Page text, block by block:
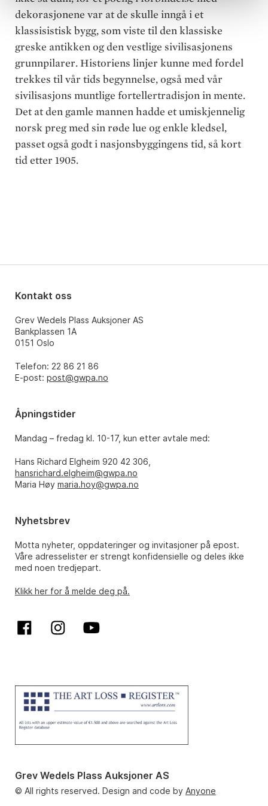
dekorasjonene var at de skulle inngå i et
klassisistisk bygg, som viste til den klassiske
greske antikken og den vestlige sivilisasjonens
grunnpilarer. Historiens linjer kunne med fordel
trekkes til vår tids begynnelse, også med vår
sivilisasjons muntlige fortellertradisjon in mente.
Det at den gamle mannen hadde et umiskjennelig
norsk preg med sin røde lue og enkle kledsel,
passet også godt i nasjonsbyggingens tid, så kort
tid etter 1905.
Kontakt oss
Grev Wedels Plass Auksjoner AS
Bankplassen 1A
0151 Oslo
Telefon: 22 86 21 86
E-post: post@gwpa.no
Åpningstider
Mandag – fredag kl. 10-17, kun etter avtale med:
Hans Richard Elgheim 920 42 306,
hansrichard.elgheim@gwpa.no
Maria Høy maria.hoy@gwpa.no
Nyhetsbrev
Motta nyheter, oppdateringer og invitasjoner på epost.
Våre adresselister er strengt konfidensielle og deles ikke
med noen tredjepart.
Klikk her for å melde deg på.
Grev Wedels Plass Auksjoner AS
© All rights reserved. Design and code by Anyone